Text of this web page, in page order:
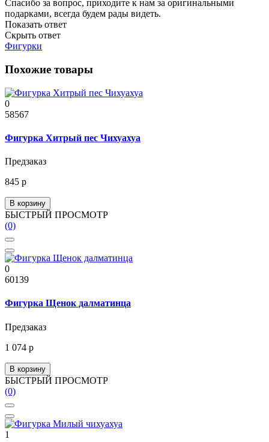
Спасибо за вопрос, приходите к нам за оригинальными
подарками, всегда будем рады видеть.
Показать ответ
Скрыть ответ
Фигурки
Похожие товары
0
58567
Фигурка Хитрый пес Чихуахуа
Предзаказ
845 р
В корзину
БЫСТРЫЙ ПРОСМОТР
(0)
0
60139
Фигурка Щенок далматинца
Предзаказ
1 074 р
В корзину
БЫСТРЫЙ ПРОСМОТР
(0)
1